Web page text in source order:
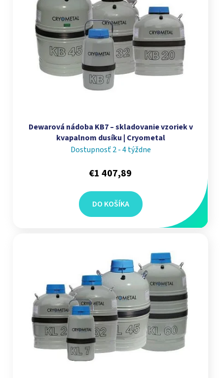
Dewarová nádoba KB7 – skladovanie vzoriek v
kvapalnom dusíku | Cryometal
Dostupnosť 2 - 4 týždne
€1 407,89
DO KOŠÍKA